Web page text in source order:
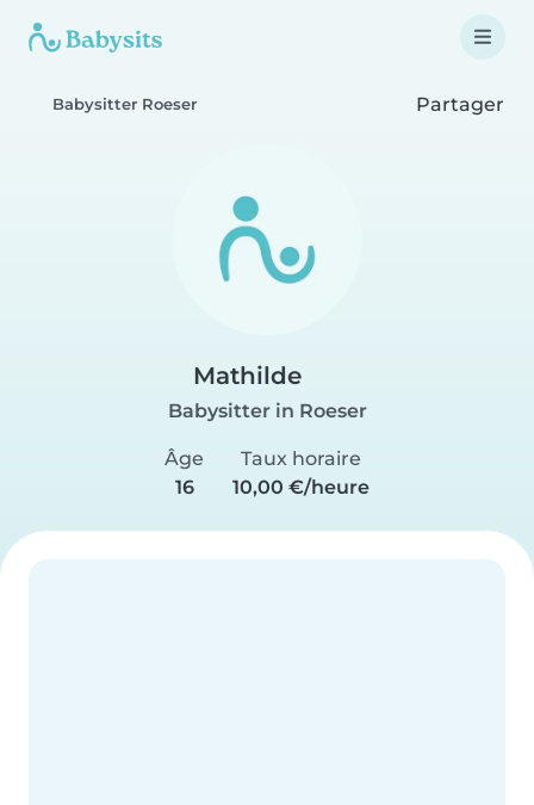
Babysitter Roeser Partager
Mathilde
Babysitter in Roeser
Âge
16
Taux horaire
10,00 €/heure